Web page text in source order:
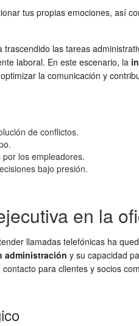
tus propias emociones, así
las tareas
laboral. En este escenario, la
la comunicación y
de conflictos.
los empleadores.
bajo presión.
en la
llamadas telefónicas ha
administración y su capacidad
para clientes y socios